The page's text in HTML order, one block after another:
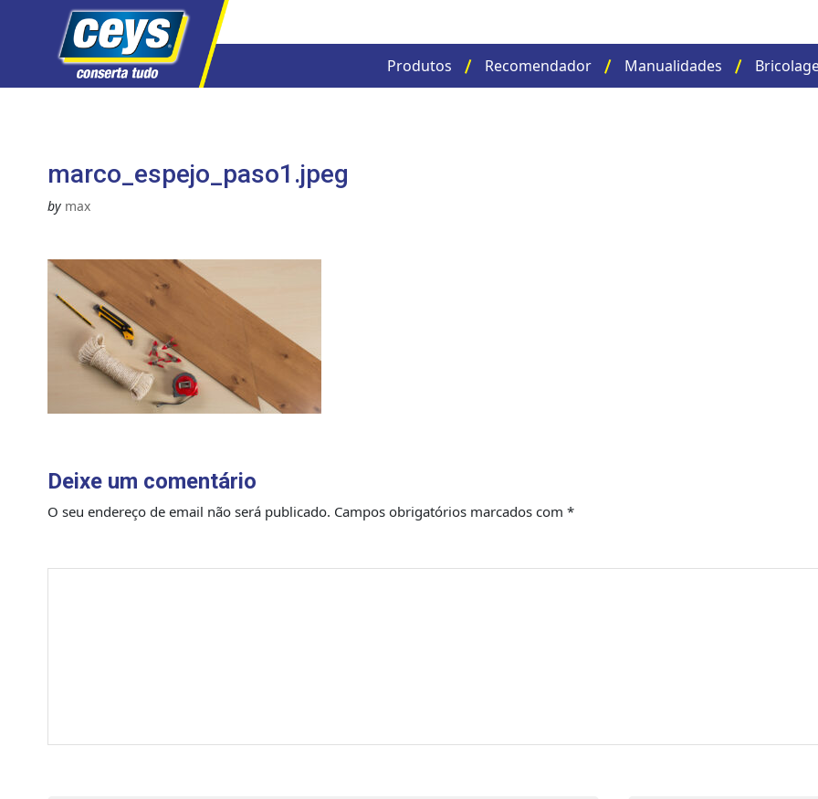
Produtos Recomendador Manualidades
marco_espejo_paso1.jpeg
by max
Deixe um comentário
O seu endereço de email não será publicado. Campos obrigatórios marcados com *